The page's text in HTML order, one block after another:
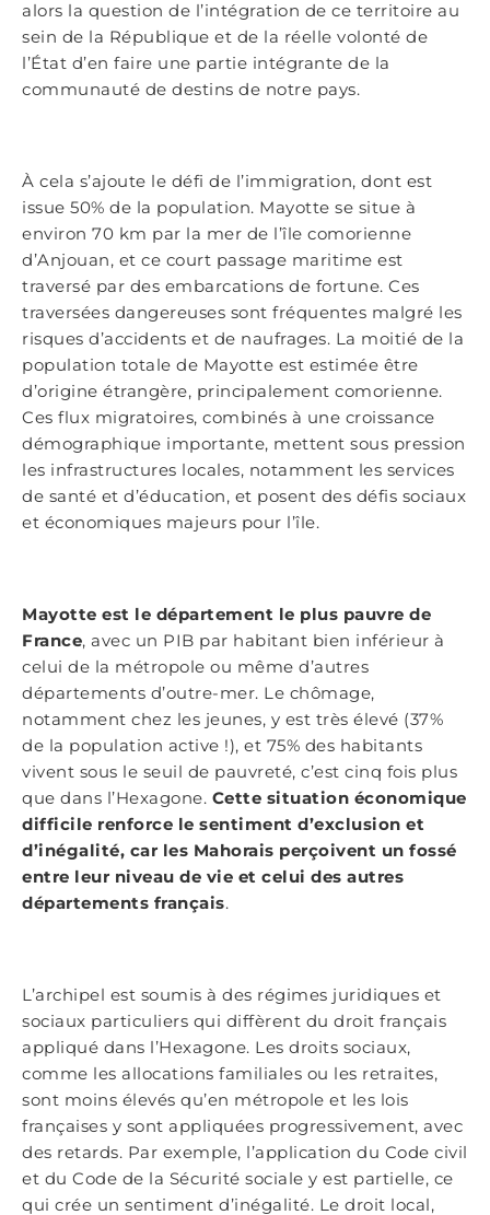
alors la question de l’intégration de ce territoire au
sein de la République et de la réelle volonté de
l’État d’en faire une partie intégrante de la
communauté de destins de notre pays.
À cela s’ajoute le défi de l’immigration, dont est
issue 50% de la population. Mayotte se situe à
environ 70 km par la mer de l’île comorienne
d’Anjouan, et ce court passage maritime est
traversé par des embarcations de fortune. Ces
traversées dangereuses sont fréquentes malgré les
risques d’accidents et de naufrages. La moitié de la
population totale de Mayotte est estimée être
d’origine étrangère, principalement comorienne.
Ces flux migratoires, combinés à une croissance
démographique importante, mettent sous pression
les infrastructures locales, notamment les services
de santé et d’éducation, et posent des défis sociaux
et économiques majeurs pour l’île.
Mayotte est le département le plus pauvre de
France, avec un PIB par habitant bien inférieur à
celui de la métropole ou même d’autres
départements d’outre-mer. Le chômage,
notamment chez les jeunes, y est très élevé (37%
de la population active !), et 75% des habitants
vivent sous le seuil de pauvreté, c’est cinq fois plus
que dans l’Hexagone. Cette situation économique
difficile renforce le sentiment d’exclusion et
d’inégalité, car les Mahorais perçoivent un fossé
entre leur niveau de vie et celui des autres
départements français.
L’archipel est soumis à des régimes juridiques et
sociaux particuliers qui diffèrent du droit français
appliqué dans l’Hexagone. Les droits sociaux,
comme les allocations familiales ou les retraites,
sont moins élevés qu’en métropole et les lois
françaises y sont appliquées progressivement, avec
des retards. Par exemple, l’application du Code civil
et du Code de la Sécurité sociale y est partielle, ce
qui crée un sentiment d’inégalité. Le droit local,